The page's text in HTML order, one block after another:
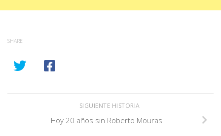
SHARE
SIGUIENTE HISTORIA
Hoy 20 años sin Roberto Mouras